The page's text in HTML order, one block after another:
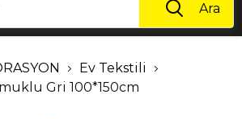
Ara
Ev Tekstili
Gri 100*150cm